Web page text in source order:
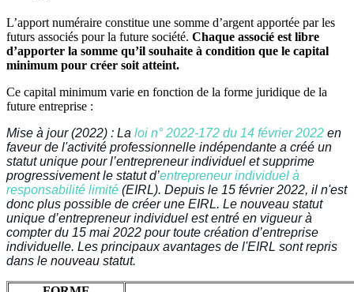
L’apport numéraire constitue une somme d’argent apportée par les
futurs associés pour la future société. Chaque associé est libre
d’apporter la somme qu’il souhaite à condition que le capital
minimum pour créer soit atteint.
Ce capital minimum varie en fonction de la forme juridique de la
future entreprise :
Mise à jour (2022) : La loi n° 2022-172 du 14 février 2022 en
faveur de l'activité professionnelle indépendante a créé un
statut unique pour l’entrepreneur individuel et supprime
progressivement le statut d’entrepreneur individuel à
responsabilité limité (EIRL). Depuis le 15 février 2022, il n'est
donc plus possible de créer une EIRL. Le nouveau statut
unique d’entrepreneur individuel est entré en vigueur à
compter du 15 mai 2022 pour toute création d’entreprise
individuelle. Les principaux avantages de l'EIRL sont repris
dans le nouveau statut.